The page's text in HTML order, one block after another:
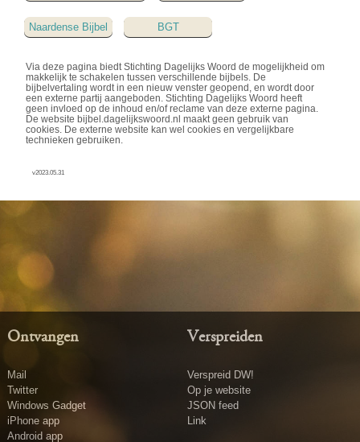
Naardense Bijbel BGT
Via deze pagina biedt Stichting Dagelijks Woord de mogelijkheid om
makkelijk te schakelen tussen verschillende bijbels. De
bijbelvertaling wordt in een nieuw venster geopend, en wordt door
een externe partij aangeboden. Stichting Dagelijks Woord heeft
geen invloed op de inhoud en/of reclame van deze externe pagina.
De website bijbel.dagelijkswoord.nl maakt geen gebruik van
cookies. De externe website kan wel cookies en vergelijkbare
technieken gebruiken.
v2023.05.31
Ontvangen
Mail
Twitter
Windows Gadget
iPhone app
Android app
Verspreiden
Verspreid DW!
Op je website
JSON feed
Link